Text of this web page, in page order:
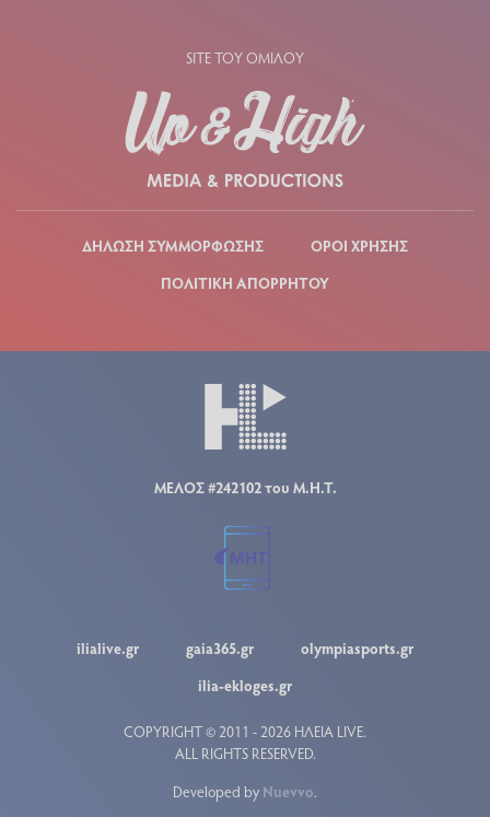
SITE ΤΟΥ ΟΜΙΛΟΥ
ΔΗΛΩΣΗ ΣΥΜΜΟΡΦΩΣΗΣ
ΟΡΟΙ ΧΡΗΣΗΣ
ΠΟΛΙΤΙΚΗ ΑΠΟΡΡΗΤΟΥ
ΜΕΛΟΣ #242102 του Μ.Η.Τ.
ilialive.gr gaia365.gr
olympiasports.gr
ilia-ekloges.gr
COPYRIGHT © 2011 - 2026 ΗΛΕΙΑ LIVE.
ALL RIGHTS RESERVED.
Developed by Nuevvo.